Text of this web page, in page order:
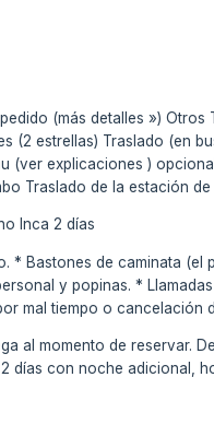
(más detalles »)
(2 estrellas) Traslado (en
(ver explicaciones)
Traslado de la estación
Inca 2 días
* Bastones de caminata
y popinas. *
mal tiempo o cancelación
al momento de reservar.
días con noche adicional,